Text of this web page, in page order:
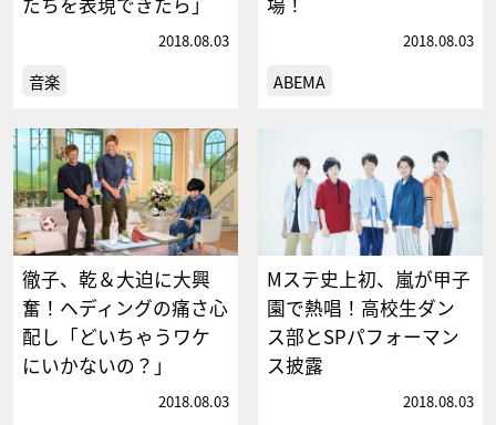
2018.08.03
音楽
2018.08.03
ABEMA
徹子、乾＆大迫に大興
奮！ヘディングの痛さ心
配し「どいちゃうワケ
にいかないの？」
2018.08.03
Mステ史上初、嵐が甲子
園で熱唱！高校生ダン
ス部とSPパフォーマン
ス披露
2018.08.03